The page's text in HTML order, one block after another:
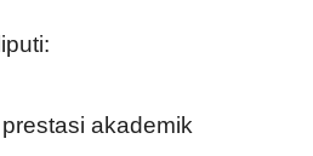
akademik